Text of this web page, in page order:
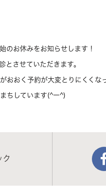
のお休みをお知らせします！
とさせていただきます。
おおく予約が大変とりにくくな
ちしています(^ー^)
ク